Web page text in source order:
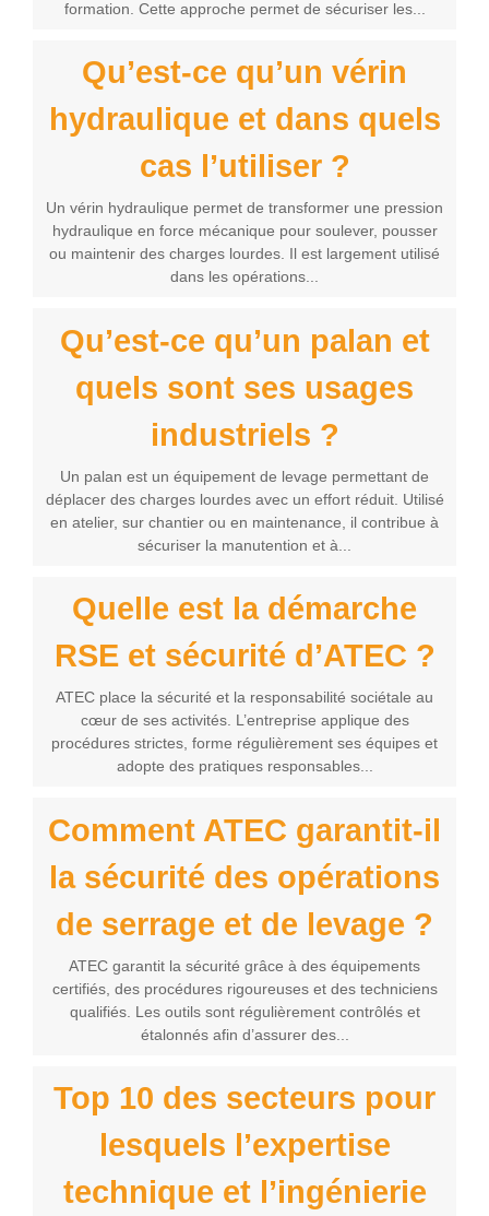
formation. Cette approche permet de sécuriser les...
Qu’est-ce qu’un vérin
hydraulique et dans quels
cas l’utiliser ?
Un vérin hydraulique permet de transformer une pression
hydraulique en force mécanique pour soulever, pousser
ou maintenir des charges lourdes. Il est largement utilisé
dans les opérations...
Qu’est-ce qu’un palan et
quels sont ses usages
industriels ?
Un palan est un équipement de levage permettant de
déplacer des charges lourdes avec un effort réduit. Utilisé
en atelier, sur chantier ou en maintenance, il contribue à
sécuriser la manutention et à...
Quelle est la démarche
RSE et sécurité d’ATEC ?
ATEC place la sécurité et la responsabilité sociétale au
cœur de ses activités. L’entreprise applique des
procédures strictes, forme régulièrement ses équipes et
adopte des pratiques responsables...
Comment ATEC garantit-il
la sécurité des opérations
de serrage et de levage ?
ATEC garantit la sécurité grâce à des équipements
certifiés, des procédures rigoureuses et des techniciens
qualifiés. Les outils sont régulièrement contrôlés et
étalonnés afin d’assurer des...
Top 10 des secteurs pour
lesquels l’expertise
technique et l’ingénierie